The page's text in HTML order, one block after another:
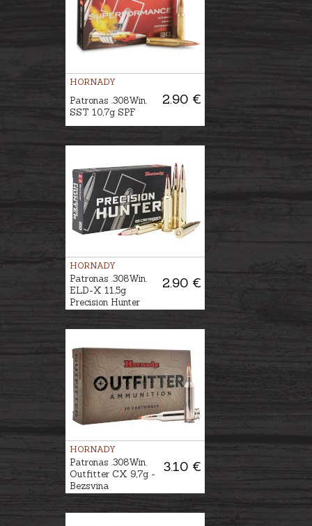
HORNADY
2.90 €
Patronas .308Win.
SST 10,7g SPF
HORNADY
2.90 €
Patronas .308Win.
ELD-X 11,5g
Precision Hunter
HORNADY
3.10 €
Patronas .308Win.
Outfitter CX 9,7g -
Bezsvina